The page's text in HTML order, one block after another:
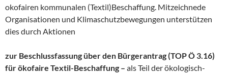
okofairen kommunalen (Textil)Beschaffung. Mitzeichnede
Organisationen und Klimaschutzbewegungen unterstützen
dies durch Aktionen
zur Beschlussfassung über den Bürgerantrag (TOP Ö 3.16)
für ökofaire Textil-Beschaffung – als Teil der ökologisch-